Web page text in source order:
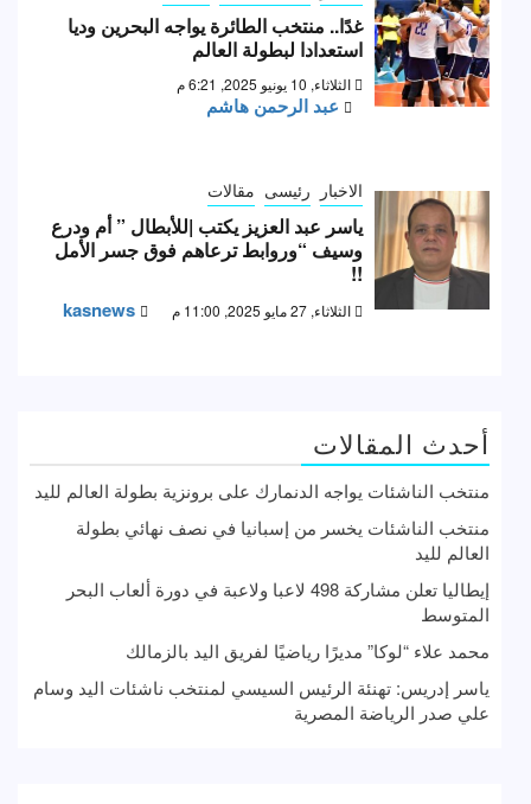
غدًا.. منتخب الطائرة يواجه البحرين وديا
استعدادا لبطولة العالم
الثلاثاء, 10 يونيو 2025, 6:21 م
عبد الرحمن هاشم
الاخبار رئيسى مقالات
ياسر عبد العزيز يكتب |للأبطال ” أم ودرع
وسيف “وروابط ترعاهم فوق جسر الأمل
!!
الثلاثاء, 27 مايو 2025, 11:00 م kasnews
أحدث المقالات
منتخب الناشئات يواجه الدنمارك على برونزية بطولة العالم لليد
منتخب الناشئات يخسر من إسبانيا في نصف نهائي بطولة
العالم لليد
إيطاليا تعلن مشاركة 498 لاعبا ولاعبة في دورة ألعاب البحر
المتوسط
محمد علاء “لوكا” مديرًا رياضيًا لفريق اليد بالزمالك
ياسر إدريس: تهنئة الرئيس السيسي لمنتخب ناشئات اليد وسام
علي صدر الرياضة المصرية